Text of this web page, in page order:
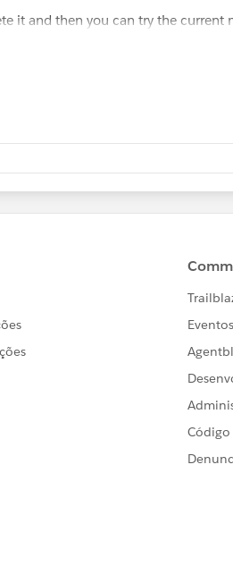
it and then you can try the current
you need to use the same
object is not available in your